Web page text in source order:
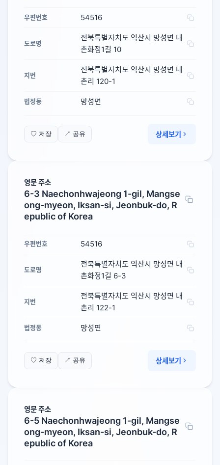
우편번호 54516
도로명
전북특별자치도 익산시 망성면 내
촌화정1길 10
지번
전북특별자치도 익산시 망성면 내
촌리 120-1
법정동 망성면
♡ 저장 ↗ 공유 상세보기
영문 주소
6-3 Naechonhwajeong 1-gil, Mangse
ong-myeon, Iksan-si, Jeonbuk-do, R
epublic of Korea
우편번호 54516
도로명
전북특별자치도 익산시 망성면 내
촌화정1길 6-3
지번
전북특별자치도 익산시 망성면 내
촌리 122-1
법정동 망성면
♡ 저장 ↗ 공유 상세보기
영문 주소
6-5 Naechonhwajeong 1-gil, Mangse
ong-myeon, Iksan-si, Jeonbuk-do, R
epublic of Korea